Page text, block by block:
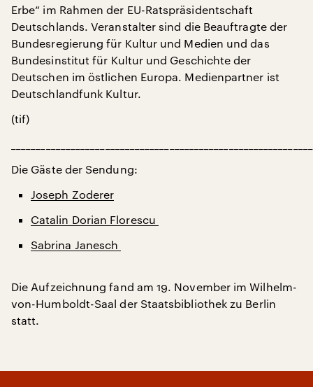
Erbe“ im Rahmen der EU-Ratspräsidentschaft
Deutschlands. Veranstalter sind die Beauftragte der
Bundesregierung für Kultur und Medien und das
Bundesinstitut für Kultur und Geschichte der
Deutschen im östlichen Europa. Medienpartner ist
Deutschlandfunk Kultur.
(tif)
Die Gäste der Sendung:
Joseph Zoderer
Catalin Dorian Florescu
Sabrina Janesch
Die Aufzeichnung fand am 19. November im Wilhelm-
von-Humboldt-Saal der Staatsbibliothek zu Berlin
statt.